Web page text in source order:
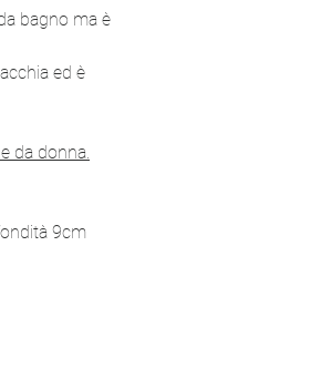
bagno ma è
ed è
da donna.
9cm